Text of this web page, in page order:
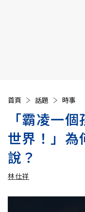
首頁 話題 時事
「霸凌一
世界！」為
說？
林仕祥